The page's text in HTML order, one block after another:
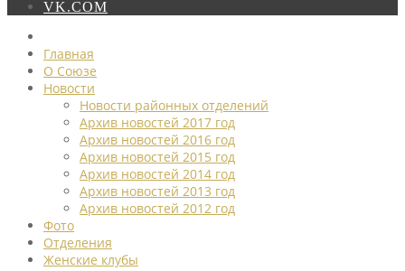
VK.COM
Главная
О Союзе
Новости
Новости районных отделений
Архив новостей 2017 год
Архив новостей 2016 год
Архив новостей 2015 год
Архив новостей 2014 год
Архив новостей 2013 год
Архив новостей 2012 год
Фото
Отделения
Женские клубы